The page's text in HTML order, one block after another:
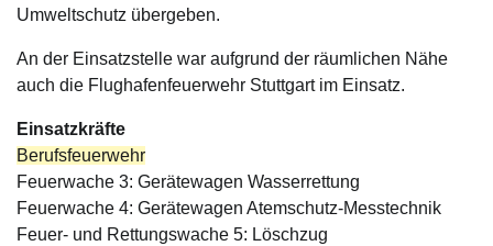
Umweltschutz übergeben.
An der Einsatzstelle war aufgrund der räumlichen Nähe
auch die Flughafenfeuerwehr Stuttgart im Einsatz.
Einsatzkräfte
Berufsfeuerwehr
Feuerwache 3: Gerätewagen Wasserrettung
Feuerwache 4: Gerätewagen Atemschutz-Messtechnik
Feuer- und Rettungswache 5: Löschzug